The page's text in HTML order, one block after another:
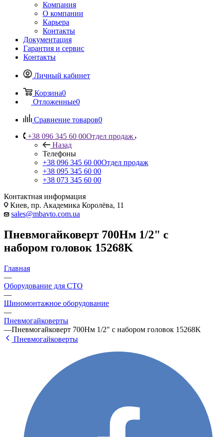
Компания
О компании
Карьера
Контакты
Документация
Гарантия и сервис
Контакты
Личный кабинет
Корзина0
Отложенные0
Сравнение товаров0
+38 096 345 60 00Отдел продаж
Назад
Телефоны
+38 096 345 60 00Отдел продаж
+38 095 345 60 00
+38 073 345 60 00
Контактная информация
Киев, пр. Академика Королёва, 11
sales@mbavto.com.ua
Пневмогайковерт 700Нм 1/2" с
набором головок 15268K
Главная
—
Оборудование для СТО
—
Шиномонтажное оборудование
—
Пневмогайковерты
—Пневмогайковерт 700Нм 1/2" с набором головок 15268K
Пневмогайковерты